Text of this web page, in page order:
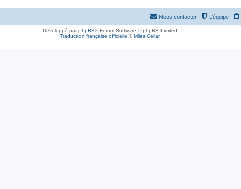
L’équipe
Nous contacter
Développé parphpBB® Forum Software © phpBB Limited
Traduction française officielle ©Miles Cellar